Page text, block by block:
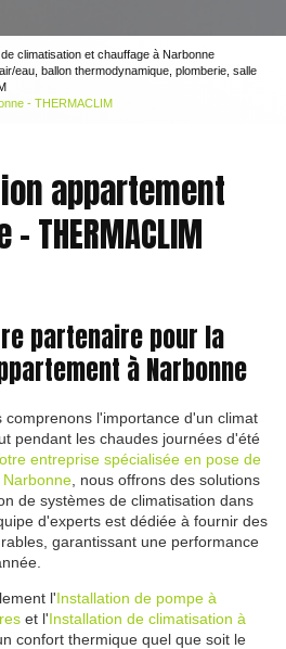
climatisation et chauffage à Narbonne
eau, ballon thermodynamique, plomberie, salle
- THERMACLIM
appartement
THERMACLIM
partenaire pour la
à Narbonne
comprenons l'importance d'un climat
pendant les chaudes journées d'été
entreprise spécialisée en pose de
, nous offrons des solutions
de systèmes de climatisation dans
d'experts est dédiée à fournir des
garantissant une performance
l'Installation de pompe à
et l'Installation de climatisation à
confort thermique quel que soit le